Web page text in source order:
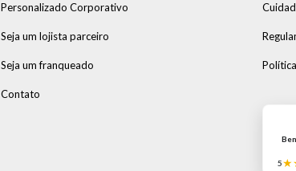
Personalizado Corporativo
Seja um lojista parceiro
Seja um franqueado
Contato
5